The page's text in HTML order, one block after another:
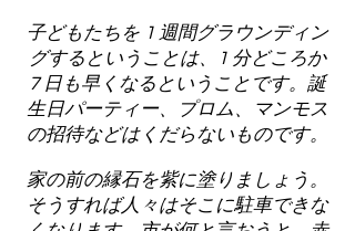
子どもたちを 1 週間グラウンディン
グするということは、1 分どころか
7 日も早くなるということです。誕
生日パーティー、プロム、マンモス
の招待などはくだらないものです。
家の前の縁石を紫に塗りましょう。
そうすれば人々はそこに駐車できな